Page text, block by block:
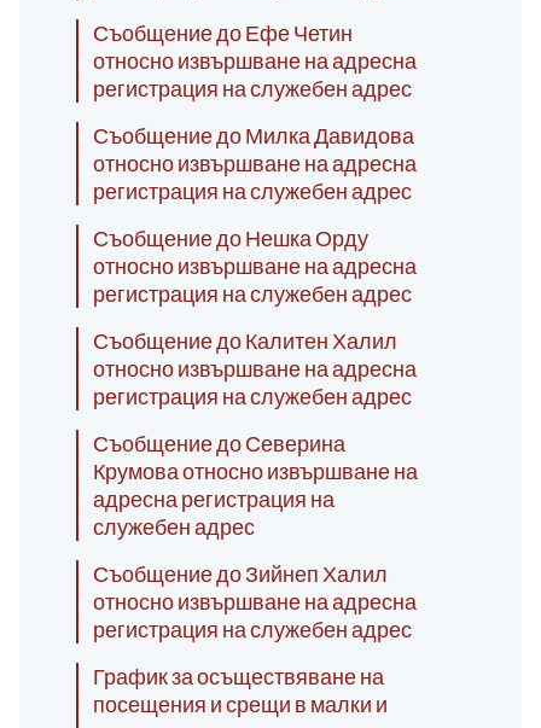
Съобщение до Ефе Четин
относно извършване на адресна
регистрация на служебен адрес
Съобщение до Милка Давидова
относно извършване на адресна
регистрация на служебен адрес
Съобщение до Нешка Орду
относно извършване на адресна
регистрация на служебен адрес
Съобщение до Калитен Халил
относно извършване на адресна
регистрация на служебен адрес
Съобщение до Северина
Крумова относно извършване на
адресна регистрация на
служебен адрес
Съобщение до Зийнеп Халил
относно извършване на адресна
регистрация на служебен адрес
График за осъществяване на
посещения и срещи в малки и